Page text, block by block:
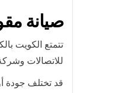
صيانة
تتمتع الكويت
للاتصالات
قد تختلف جودة